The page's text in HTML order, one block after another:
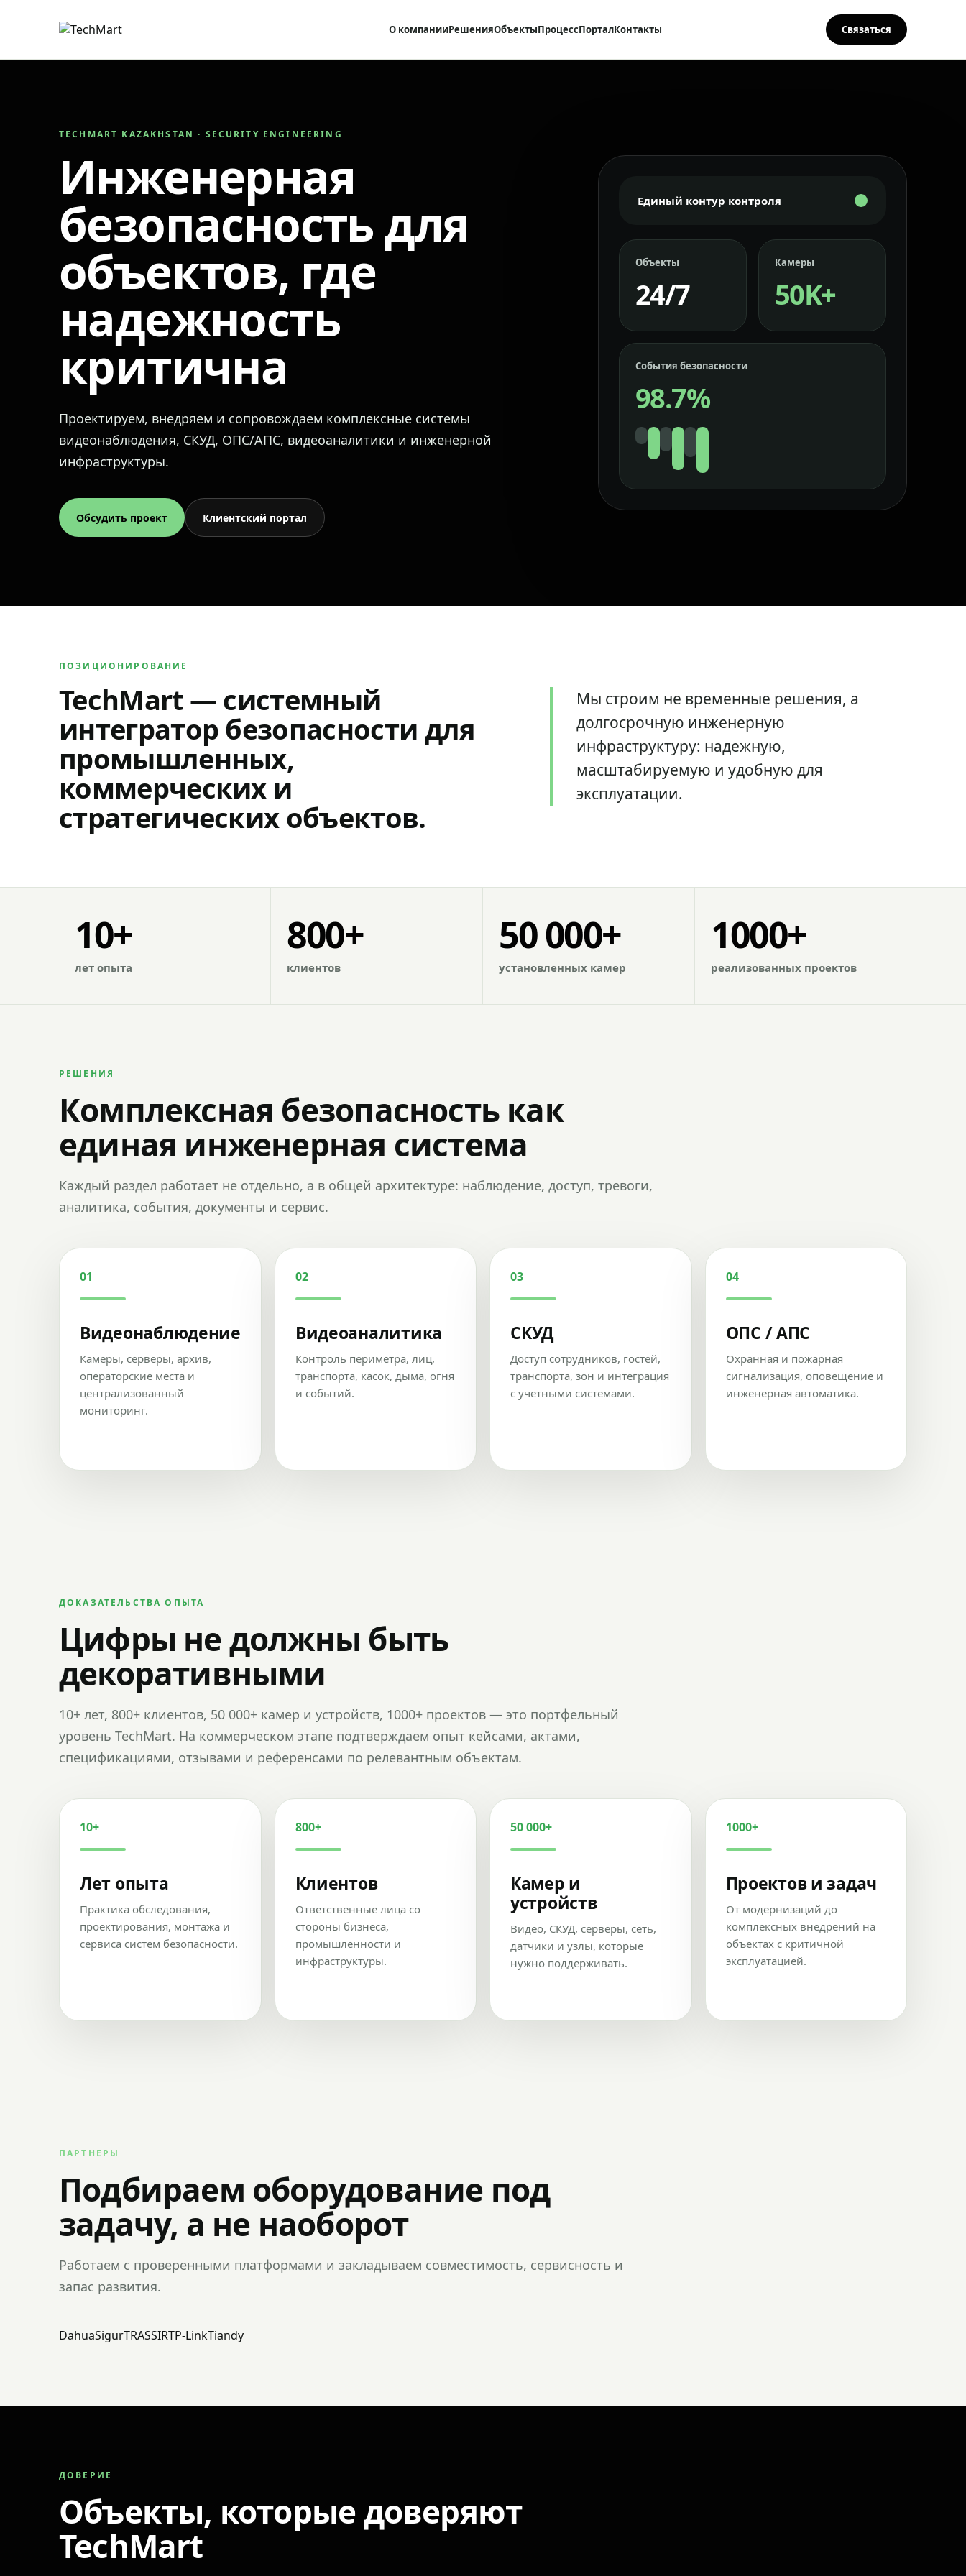
О компанииРешенияОбъектыПроцессПорталКонтакты Связаться
TECHMART KAZAKHSTAN · SECURITY ENGINEERING
Инженерная
безопасность для
объектов, где
надежность
критична
Проектируем, внедряем и сопровождаем комплексные системы
видеонаблюдения, СКУД, ОПС/АПС, видеоаналитики и инженерной
инфраструктуры.
Обсудить проект Клиентский портал
Единый контур контроля
Объекты
24/7
Камеры
50K+
События безопасности
98.7%
ПОЗИЦИОНИРОВАНИЕ
TechMart — системный
интегратор безопасности для
промышленных,
коммерческих и
стратегических объектов.
Мы строим не временные решения, а
долгосрочную инженерную
инфраструктуру: надежную,
масштабируемую и удобную для
эксплуатации.
10+
лет опыта
800+
клиентов
50 000+
установленных камер
1000+
реализованных проектов
РЕШЕНИЯ
Комплексная безопасность как
единая инженерная система
Каждый раздел работает не отдельно, а в общей архитектуре: наблюдение, доступ, тревоги,
аналитика, события, документы и сервис.
01
Видеонаблюдение
Камеры, серверы, архив,
операторские места и
централизованный
мониторинг.
02
Видеоаналитика
Контроль периметра, лиц,
транспорта, касок, дыма, огня
и событий.
03
СКУД
Доступ сотрудников, гостей,
транспорта, зон и интеграция
с учетными системами.
04
ОПС / АПС
Охранная и пожарная
сигнализация, оповещение и
инженерная автоматика.
ДОКАЗАТЕЛЬСТВА ОПЫТА
Цифры не должны быть
декоративными
10+ лет, 800+ клиентов, 50 000+ камер и устройств, 1000+ проектов — это портфельный
уровень TechMart. На коммерческом этапе подтверждаем опыт кейсами, актами,
спецификациями, отзывами и референсами по релевантным объектам.
10+
Лет опыта
Практика обследования,
проектирования, монтажа и
сервиса систем безопасности.
800+
Клиентов
Ответственные лица со
стороны бизнеса,
промышленности и
инфраструктуры.
50 000+
Камер и
устройств
Видео, СКУД, серверы, сеть,
датчики и узлы, которые
нужно поддерживать.
1000+
Проектов и задач
От модернизаций до
комплексных внедрений на
объектах с критичной
эксплуатацией.
ПАРТНЕРЫ
Подбираем оборудование под
задачу, а не наоборот
Работаем с проверенными платформами и закладываем совместимость, сервисность и
запас развития.
DahuaSigurTRASSIRTP-LinkTiandy
ДОВЕРИЕ
Объекты, которые доверяют
TechMart